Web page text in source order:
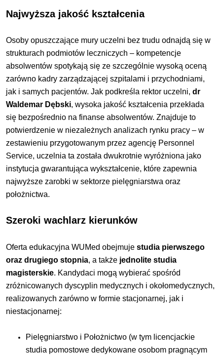
Najwyższa jakość kształcenia
Osoby opuszczające mury uczelni bez trudu odnajdą się w
strukturach podmiotów leczniczych – kompetencje
absolwentów spotykają się ze szczególnie wysoką oceną
zarówno kadry zarządzającej szpitalami i przychodniami,
jak i samych pacjentów. Jak podkreśla rektor uczelni,dr
Waldemar Dębski, wysoka jakość kształcenia przekłada
się bezpośrednio na finanse absolwentów. Znajduje to
potwierdzenie w niezależnych analizach rynku pracy – w
zestawieniu przygotowanym przez agencję Personnel
Service, uczelnia ta została dwukrotnie wyróżniona jako
instytucja gwarantująca wykształcenie, które zapewnia
najwyższe zarobki w sektorze pielęgniarstwa oraz
położnictwa.
Szeroki wachlarz kierunków
Oferta edukacyjna WUMed obejmujestudia pierwszego
oraz drugiego stopnia, a także jednolite studia
magisterskie. Kandydaci mogą wybierać spośród
zróżnicowanych dyscyplin medycznych i okołomedycznych,
realizowanych zarówno w formie stacjonarnej, jak i
niestacjonarnej:
Pielęgniarstwo i Położnictwo (w tym licencjackie
studia pomostowe dedykowane osobom pragnącym